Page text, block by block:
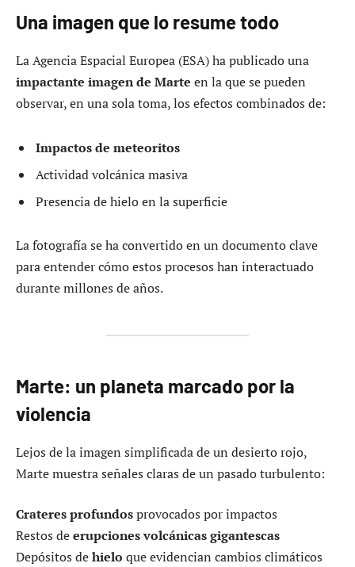
Una imagen que lo resume todo
La Agencia Espacial Europea (ESA) ha publicado una
impactante imagen de Marte en la que se pueden
observar, en una sola toma, los efectos combinados de:
Impactos de meteoritos
Actividad volcánica masiva
Presencia de hielo en la superficie
La fotografía se ha convertido en un documento clave
para entender cómo estos procesos han interactuado
durante millones de años.
Marte: un planeta marcado por la
violencia
Lejos de la imagen simplificada de un desierto rojo,
Marte muestra señales claras de un pasado turbulento:
Crateres profundosprovocados por impactos
Restos deerupciones volcánicas gigantescas
Depósitos dehielo que evidencian cambios climáticos